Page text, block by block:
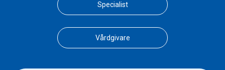
Specialist
Vårdgivare